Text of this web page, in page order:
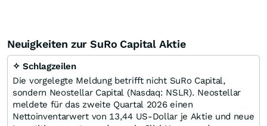
Neuigkeiten zur SuRo Capital Aktie
✧ Schlagzeilen
Die vorgelegte Meldung betrifft nicht SuRo Capital,
sondern Neostellar Capital (Nasdaq: NSLR). Neostellar
meldete für das zweite Quartal 2026 einen
Nettoinventarwert von 13,44 US-Dollar je Aktie und neue